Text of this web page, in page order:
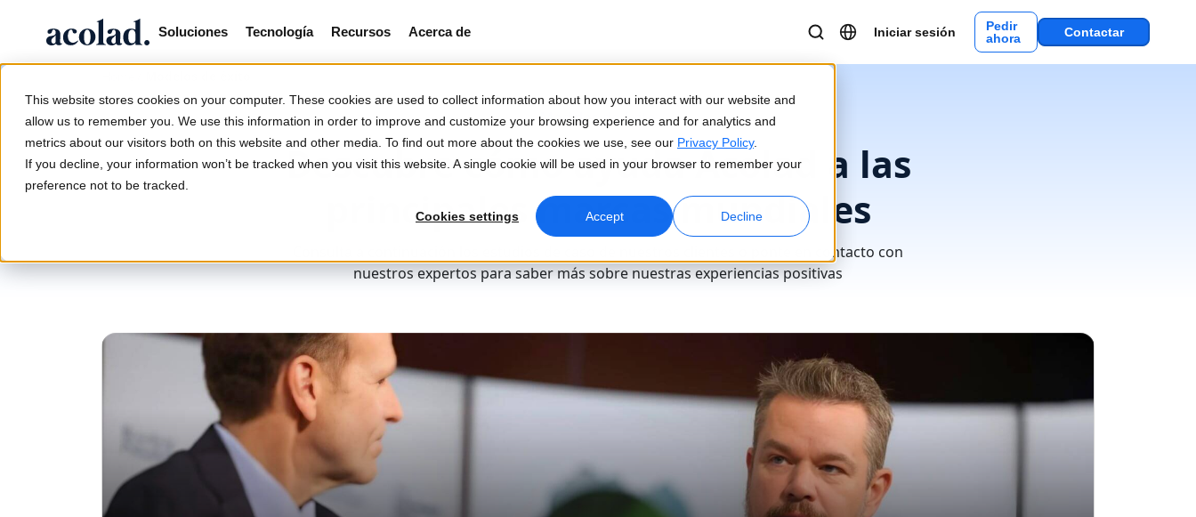
This website stores cookies on your computer. These cookies are used to collect information about how you interact with our website and
allow us to remember you. We use this information in order to improve and customize your browsing experience and for analytics and
metrics about our visitors both on this website and other media. To find out more about the cookies we use, see our Privacy Policy.
If you decline, your information won’t be tracked when you visit this website. A single cookie will be used in your browser to remember your
preference not to be tracked.
Cookies settings Accept Decline
Soluciones Tecnología Recursos Acerca de Iniciar sesión
Pedir
ahora
Contactar
Modelos de éxito
Descubre cómo ayuda Acolad a las
principales marcas mundiales
Consulta a continuación los estudios de caso de nuestros clientes o ponte en contacto con
nuestros expertos para saber más sobre nuestras experiencias positivas